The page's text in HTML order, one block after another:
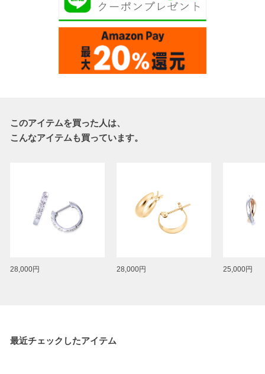
このアイテムを買った人は、
こんなアイテムも買っています。
28,000円 28,000円 25,000円
最近チェックしたアイテム